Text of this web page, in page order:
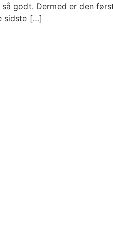
godt. Dermed er den
sidste […]